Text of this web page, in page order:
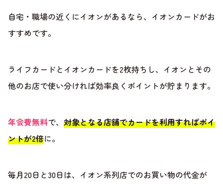
自宅・職場の近くにイオンがあるなら、イオンカードがお
すすめです。
ライフカードとイオンカードを2枚持ちし、イオンとその
他のお店で使い分ければ効率良くポイントが貯まります。
年会費無料で、 対象となる店舗でカードを利用すればポイ
ントが2倍に。
毎月20日と30日は、イオン系列店でのお買い物の代金が